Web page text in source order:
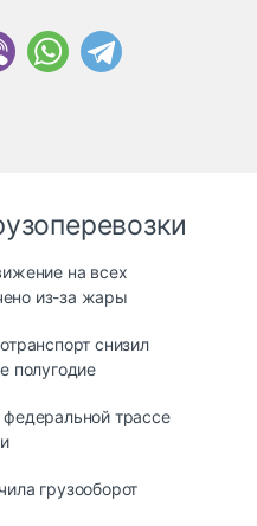
на всех
из-за жары
снизил
полугодие
трассе
грузооборот